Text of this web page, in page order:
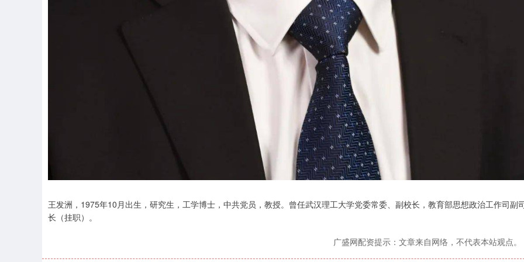
王发洲，1975年10月出生，研究生，工学博士，中共党员，教授。曾任武汉理工大学党委常委、副校长，教育部思想政治工作司副
长（挂职）。
广盛网配资提示：文章来自网络，不代表本站观点。